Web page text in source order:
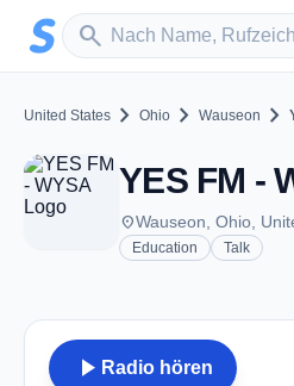
Zum Hauptinhalt springen
search
Sender suchen
United States chevron_right Ohio chevron_right Wauseon chevron_right
placeWauseon, Ohio,
Education
Talk
play_arrow Radio hören